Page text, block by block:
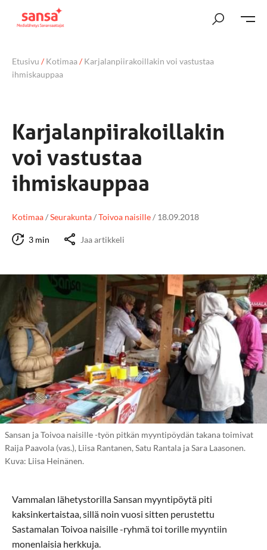
Etusivu /Kotimaa/Karjalanpiirakoillakin voi vastustaa
ihmiskauppaa
Karjalanpiirakoillakin
voi vastustaa
ihmiskauppaa
Kotimaa/Seurakunta/Toivoa naisille/ 18.09.2018
3 min Jaa artikkeli
Sansan ja Toivoa naisille -työn pitkän myyntipöydän takana toimivat
Raija Paavola (vas.), Liisa Rantanen, Satu Rantala ja Sara Laasonen.
Kuva: Liisa Heinänen.
Vammalan lähetystorilla Sansan myyntipöytä piti
kaksinkertaistaa, sillä noin vuosi sitten perustettu
Sastamalan Toivoa naisille -ryhmä toi torille myyntiin
monenlaisia herkkuja.